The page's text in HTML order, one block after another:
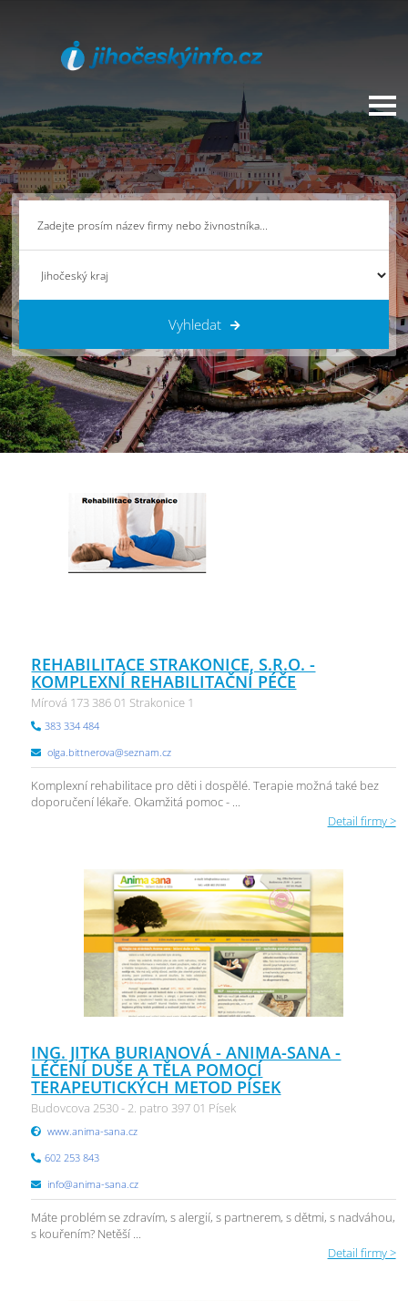
Vyhledat
REHABILITACE STRAKONICE, S.R.O. -
KOMPLEXNÍ REHABILITAČNÍ PÉČE
Mírová 173 386 01 Strakonice 1
383 334 484
olga.bittnerova@seznam.cz
Komplexní rehabilitace pro děti i dospělé. Terapie možná také bez
doporučení lékaře. Okamžitá pomoc - ...
Detail firmy >
ING. JITKA BURIANOVÁ - ANIMA-SANA -
LÉČENÍ DUŠE A TĚLA POMOCÍ
TERAPEUTICKÝCH METOD PÍSEK
Budovcova 2530 - 2. patro 397 01 Písek
www.anima-sana.cz
602 253 843
info@anima-sana.cz
Máte problém se zdravím, s alergií, s partnerem, s dětmi, s nadváhou,
s kouřením? Netěší ...
Detail firmy >